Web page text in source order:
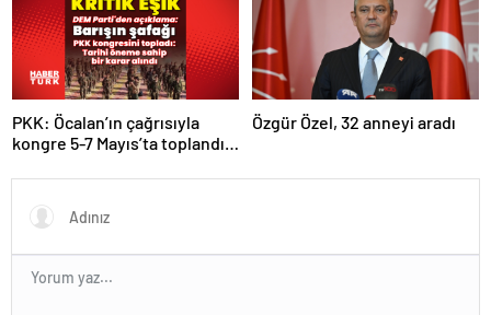
PKK: Öcalan’ın çağrısıyla
kongre 5-7 Mayıs’ta toplandı!
Özgür Özel, 32 anneyi aradı